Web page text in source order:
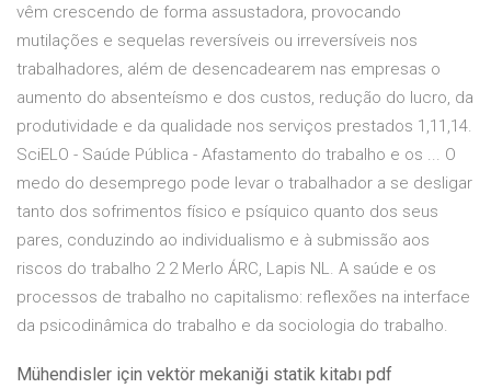
vêm crescendo de forma assustadora, provocando
mutilações e sequelas reversíveis ou irreversíveis nos
trabalhadores, além de desencadearem nas empresas o
aumento do absenteísmo e dos custos, redução do lucro, da
produtividade e da qualidade nos serviços prestados 1,11,14.
SciELO - Saúde Pública - Afastamento do trabalho e os ... O
medo do desemprego pode levar o trabalhador a se desligar
tanto dos sofrimentos físico e psíquico quanto dos seus
pares, conduzindo ao individualismo e à submissão aos
riscos do trabalho 2 2 Merlo ÁRC, Lapis NL. A saúde e os
processos de trabalho no capitalismo: reflexões na interface
da psicodinâmica do trabalho e da sociologia do trabalho.
Mühendisler için vektör mekaniği statik kitabı pdf